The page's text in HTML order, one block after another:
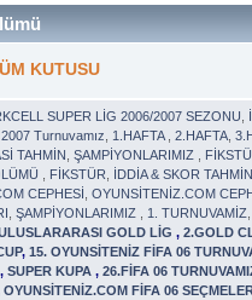
KUTUSU
SUPER LİG 2006/2007 SEZONU
Turnuvamız
1.HAFTA ,2.HAFTA ,
TAHMİN ,ŞAMPİYONLARIMIZ
FİKSTÜR İDDİA & SKOR
CEPHESİ ,OYUNSİTENİZ.COM
,ŞAMPİYONLARIMIZ 1. TURNUVAMİZ
GOLD LİG,2.GOLD
,15. OYUNSİTENİZ FİFA 06
,SUPER KUPA,26.FİFA 06
OYUNSİTENİZ.COM FİFA 06